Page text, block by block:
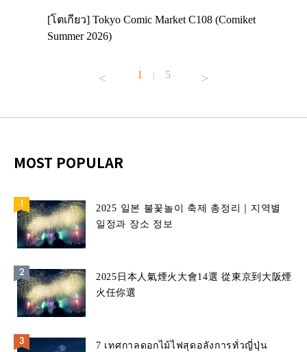
[โตเกียว] Tokyo Comic Market C108 (Comiket
Summer 2026)
1 | 5
MOST POPULAR
2025 일본 불꽃놀이 축제 총정리｜지역별
일정과 장소 정보
2025日本人氣煙火大會14選 從東京到大阪煙
火任你選
7 เทศกาลดอกไม้ไฟสุดอลังการทั่วญี่ปุ่น